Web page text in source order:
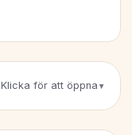
Klicka för att öppna